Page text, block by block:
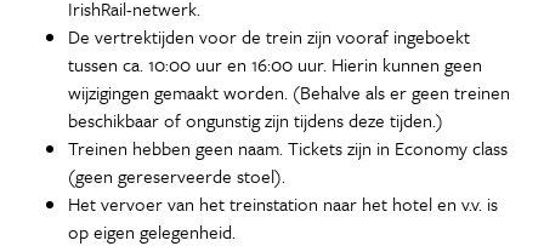
IrishRail-netwerk.
De vertrektijden voor de trein zijn vooraf ingeboekt
tussen ca. 10:00 uur en 16:00 uur. Hierin kunnen geen
wijzigingen gemaakt worden. (Behalve als er geen treinen
beschikbaar of ongunstig zijn tijdens deze tijden.)
Treinen hebben geen naam. Tickets zijn in Economy class
(geen gereserveerde stoel).
Het vervoer van het treinstation naar het hotel en v.v. is
op eigen gelegenheid.